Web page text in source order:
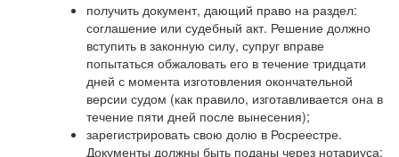
получить документ, дающий право на раздел:
соглашение или судебный акт. Решение должно
вступить в законную силу, супруг вправе
попытаться обжаловать его в течение тридцати
дней с момента изготовления окончательной
версии судом (как правило, изготавливается она в
течение пяти дней после вынесения);
зарегистрировать свою долю в Росреестре.
Документы должны быть поданы через нотариуса;